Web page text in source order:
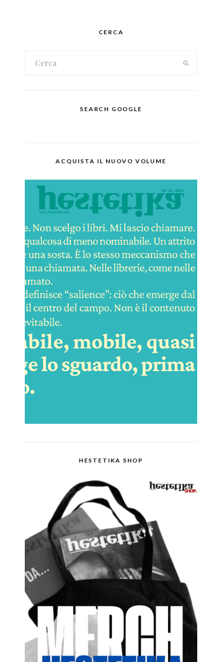
CERCA
SEARCH GOOGLE
ACQUISTA IL NUOVO VOLUME
HESTETIKA SHOP